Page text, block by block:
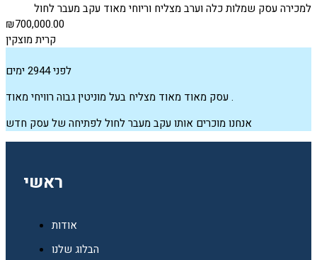
למכירה עסק שמלות כלה וערב מצליח וריוחי מאוד עקב מעבר לחול
₪700,000.00
קרית מוצקין
לפני 2944 ימים
עסק מאוד מאוד מצליח בעל מוניטין גבוה רוויחי מאוד .
אנחנו מוכרים אותו עקב מעבר לחול לפתיחה של עסק חדש
ראשי
אודות
הבלוג שלנו